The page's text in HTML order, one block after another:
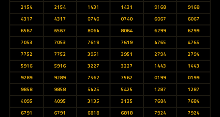
2154
2154 1431 1431 9168
9168
4317
4317 0740 0740 6067
6067
6567
6567 8064 8064 6299
6299
7053
7053 7619 7619 4765
4765
7752
7752 3951 3951 2794
2794
5916
5916 3227 3227 1443
1443
9289
9289 7562 7562 0199
0199
9858
9858 5425 5425 1287
1287
4095
4095 3135 3135 7684
7684
6791
6791 6818 6818 7924
7924